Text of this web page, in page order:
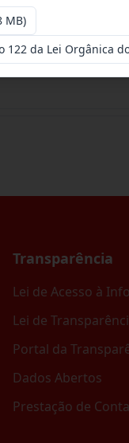
Transparência
Lei de Acesso à
Lei de
Portal da
Dados Abertos
Prestação de
MB)
122 da Lei Orgânica